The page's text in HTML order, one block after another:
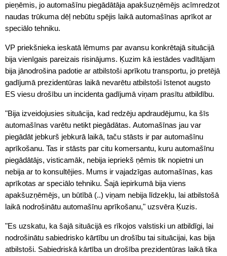
pieņēmis, jo automašīnu piegādātāja apakšuzņēmējs acīmredzot
naudas trūkuma dēļ nebūtu spējis laikā automašīnas aprīkot ar
speciālo tehniku.
VP priekšnieka ieskatā lēmums par avansu konkrētajā situācijā
bija vienīgais pareizais risinājums. Ķuzim kā iestādes vadītājam
bija jānodrošina padotie ar atbilstoši aprīkotu transportu, jo pretējā
gadījumā prezidentūras laikā nevarētu atbilstoši īstenot augsto
ES viesu drošību un incidenta gadījumā viņam prasītu atbildību.
"Bija izveidojusies situācija, kad redzēju apdraudējumu, ka šīs
automašīnas varētu netikt piegādātas. Automašīnas jau var
piegādāt jebkurš jebkurā laikā, taču stāsts ir par automašīnu
aprīkošanu. Tas ir stāsts par citu komersantu, kuru automašīnu
piegādātājs, visticamāk, nebija iepriekš ņēmis tik nopietni un
nebija ar to konsultējies. Mums ir vajadzīgas automašīnas, kas
aprīkotas ar speciālo tehniku. Šajā iepirkumā bija viens
apakšuzņēmējs, un būtībā (..) viņam nebija līdzekļu, lai atbilstošā
laikā nodrošinātu automašīnu aprīkošanu," uzsvēra Ķuzis.
"Es uzskatu, ka šajā situācijā es rīkojos valstiski un atbildīgi, lai
nodrošinātu sabiedrisko kārtību un drošību tai situācijai, kas bija
atbilstoši. Sabiedriskā kārtība un drošība prezidentūras laikā tika